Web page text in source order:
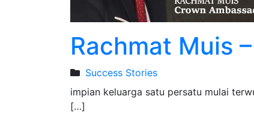
Rachmat Muis
Success Stories
impian keluarga satu persatu mulai
[…]